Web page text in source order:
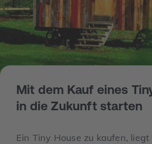
Mit dem Kauf eines
in die Zukunft starten
Ein Tiny House zu kaufen,